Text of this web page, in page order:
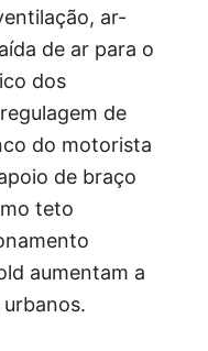
ar-
de ar para o
dos
de
do motorista
de braço
teto
aumentam a